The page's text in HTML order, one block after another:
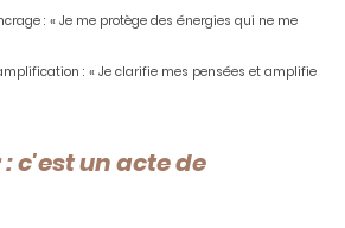
: « Je me protège des énergies qui ne me
: « Je clarifie mes pensées et amplifie
c'est un acte de